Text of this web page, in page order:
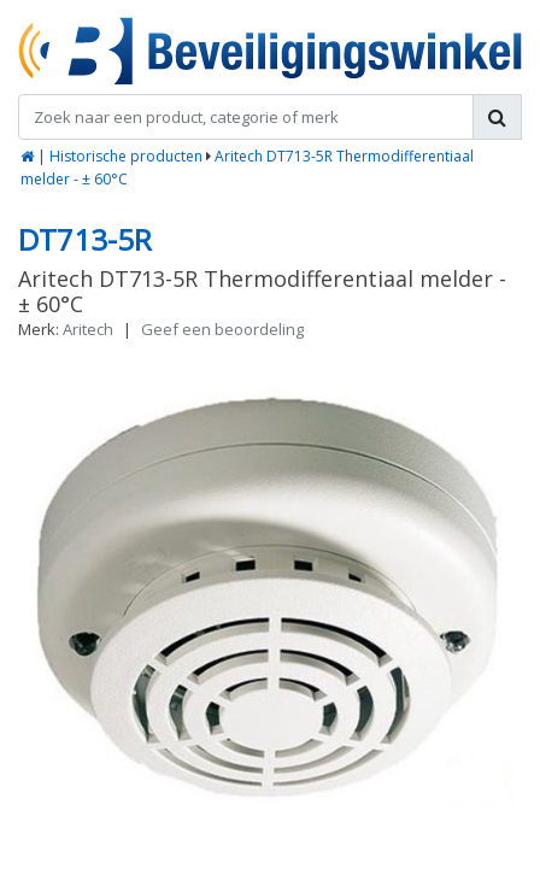
| Historische producten
Aritech DT713-5R Thermodifferentiaal
melder - ± 60°C
DT713-5R
Aritech DT713-5R Thermodifferentiaal melder -
± 60°C
Merk: Aritech | Geef een beoordeling